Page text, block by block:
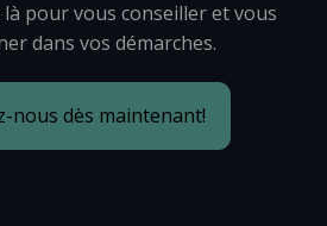
pour vous conseiller et vous
dans vos démarches.
nous dès maintenant!